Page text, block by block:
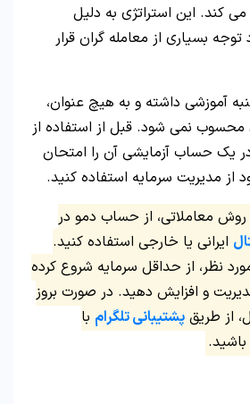
کند. این استراتژی به دلیل
توجه بسیاری از معامله گران قرار
آموزشی داشته و به هیچ عنوان،
محسوب نمی شود. قبل از استفاده از
در یک حساب آزمایشی آن را امتحان
از مدیریت سرمایه استفاده کنید.
معاملاتی، از حساب دمو در
ایرانی یا خارجی استفاده کنید.
نظر، از حداقل سرمایه شروع کرده
و افزایش دهید. در صورت بروز
از طریق پشتیبانی تلگرام با
باشید.